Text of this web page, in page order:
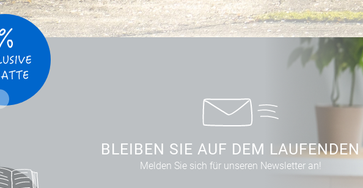
BLEIBEN SIE AUF DEM LAUFENDEN
Melden Sie sich für unseren Newsletter an!